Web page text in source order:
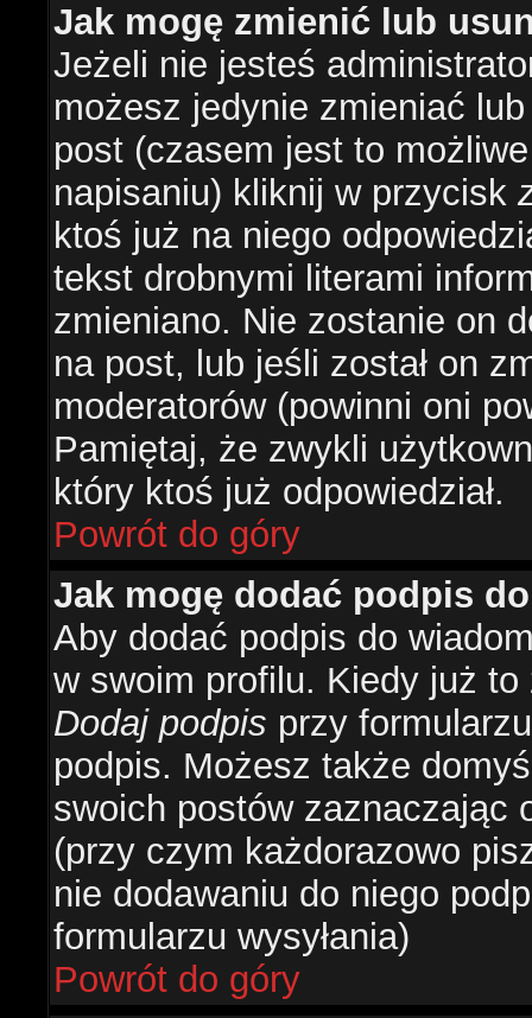
Jak mogę zmienić lub
Jeżeli nie jesteś
możesz jedynie zmieniać
post (czasem jest to
napisaniu) kliknij w przycisk
ktoś już na niego
tekst drobnymi literami
zmieniano. Nie zostanie on
na post, lub jeśli został on
moderatorów (powinni oni
Pamiętaj, że zwykli
który ktoś już odpowiedział.
Powrót do góry
Jak mogę dodać podpis
Aby dodać podpis do
w swoim profilu. Kiedy już
Dodaj podpis przy
podpis. Możesz także
swoich postów zaznaczając
(przy czym każdorazowo
nie dodawaniu do niego
formularzu wysyłania)
Powrót do góry